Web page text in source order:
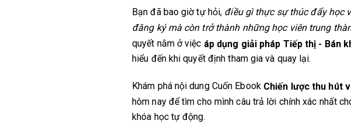
Bạn đã bao giờ tự hỏi, điều gì thực sự thúc đẩy học
đăng ký mà còn trở thành những học viên trung
quyết nằm ở việc áp dụng giải pháp Tiếp thị - Bán
hiểu đến khi quyết định tham gia và quay lại.
Khám phá nội dung Cuốn Ebook Chiến lược thu hút
hôm nay để tìm cho mình câu trả lời chính xác nhất
khóa học tự động.